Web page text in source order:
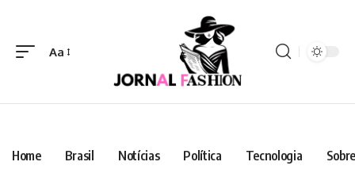
Aa
Home Brasil Notícias Política Tecnologia